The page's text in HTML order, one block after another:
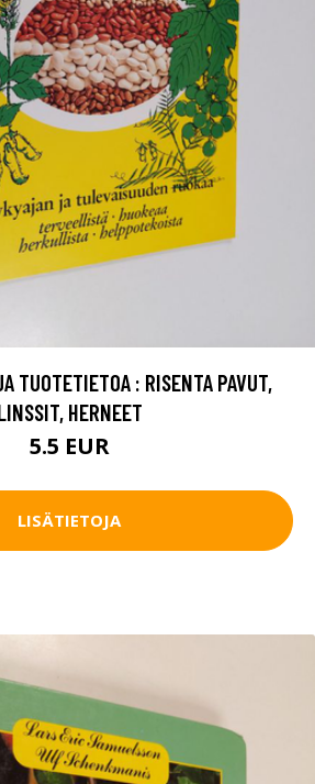
TUOTETIETOA : RISENTA PAVUT,
HERNEET
5.5 EUR
LISÄTIETOJA